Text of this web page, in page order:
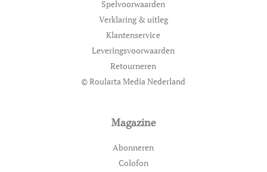
Spelvoorwaarden
Verklaring & uitleg
Klantenservice
Leveringsvoorwaarden
Retourneren
© Roularta Media Nederland
Magazine
Abonneren
Colofon